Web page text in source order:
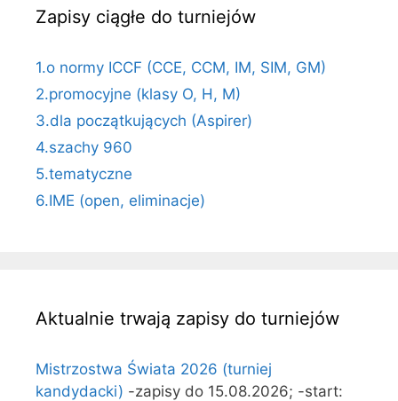
Zapisy ciągłe do turniejów
1.o normy ICCF (CCE, CCM, IM, SIM, GM)
2.promocyjne (klasy O, H, M)
3.dla początkujących (Aspirer)
4.szachy 960
5.tematyczne
6.IME (open, eliminacje)
Aktualnie trwają zapisy do turniejów
Mistrzostwa Świata 2026 (turniej
kandydacki) -zapisy do 15.08.2026; -start: